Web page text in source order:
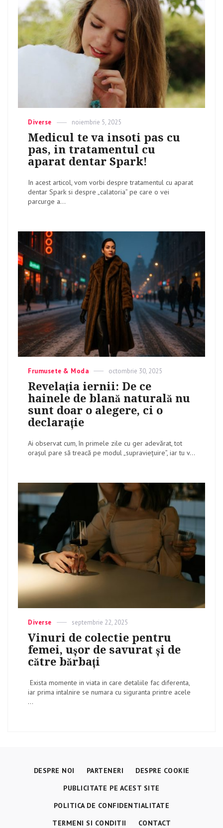
Categories
Diverse
Posted
on
noiembrie 5, 2025
Medicul te va insoti pas cu
pas, in tratamentul cu
aparat dentar Spark!
In acest articol, vom vorbi despre tratamentul cu aparat
dentar Spark si despre „calatoria” pe care o vei
parcurge a...
Categories
Frumusete & Moda
Posted
on
octombrie 30, 2025
Revelația iernii: De ce
hainele de blană naturală nu
sunt doar o alegere, ci o
declarație
Ai observat cum, în primele zile cu ger adevărat, tot
orașul pare să treacă pe modul „supraviețuire”, iar tu v...
Categories
Diverse
Posted
on
septembrie 22, 2025
Vinuri de colectie pentru
femei, ușor de savurat și de
către bărbați
Exista momente in viata in care detaliile fac diferenta,
iar prima intalnire se numara cu siguranta printre acele
...
DESPRE NOI PARTENERI
DESPRE COOKIE
PUBLICITATE PE ACEST SITE
POLITICA DE CONFIDENTIALITATE
TERMENI SI CONDITII
CONTACT